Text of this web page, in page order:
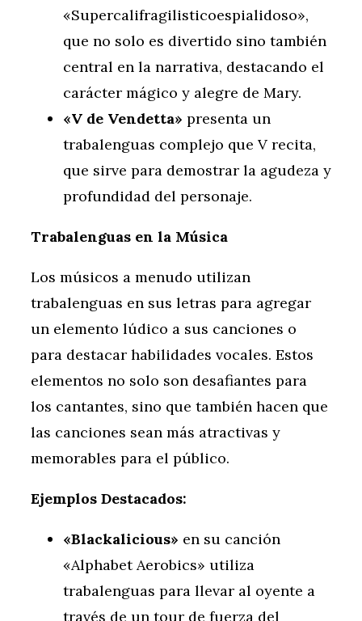
«Supercalifragilisticoespialidoso»,
que no solo es divertido sino también
central en la narrativa, destacando el
carácter mágico y alegre de Mary.
«V de Vendetta» presenta un
trabalenguas complejo que V recita,
que sirve para demostrar la agudeza y
profundidad del personaje.
Trabalenguas en la Música
Los músicos a menudo utilizan
trabalenguas en sus letras para agregar
un elemento lúdico a sus canciones o
para destacar habilidades vocales. Estos
elementos no solo son desafiantes para
los cantantes, sino que también hacen que
las canciones sean más atractivas y
memorables para el público.
Ejemplos Destacados:
«Blackalicious» en su canción
«Alphabet Aerobics» utiliza
trabalenguas para llevar al oyente a
través de un tour de fuerza del